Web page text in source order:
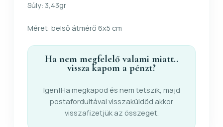
Súly: 3,43gr
Méret: belső átmérő 6x5 cm
Ha nem megfelelő valami miatt..
vissza kapom a pénzt?
Igen!Ha megkapod és nem tetszik, majd
postafordultával visszaküldöd akkor
visszafizetjük az összeget.